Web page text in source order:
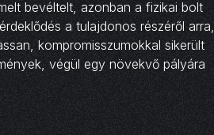
bevéltelt, azonban a fizikai bolt
a tulajdonos részéről arra,
kompromisszumokkal sikerült
végül egy növekvő pályára